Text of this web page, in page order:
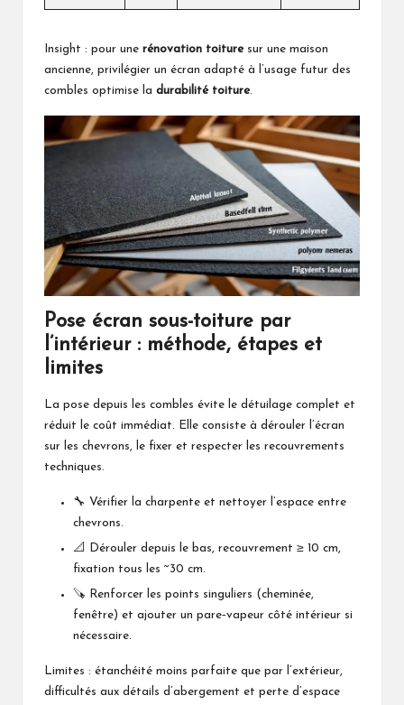
Insight : pour une rénovation toituresur une maison
ancienne, privilégier un écran adapté à l’usage futur des
combles optimise la durabilité toiture.
Pose écran sous-toiture par
l’intérieur : méthode, étapes et
limites
La pose depuis les combles évite le détuilage complet et
réduit le coût immédiat. Elle consiste à dérouler l’écran
sur les chevrons, le fixer et respecter les recouvrements
techniques.
🔧 Vérifier la charpente et nettoyer l’espace entre
chevrons.
📐 Dérouler depuis le bas, recouvrement ≥ 10 cm,
fixation tous les ~30 cm.
🪚 Renforcer les points singuliers (cheminée,
fenêtre) et ajouter un pare‑vapeur côté intérieur si
nécessaire.
Limites : étanchéité moins parfaite que par l’extérieur,
difficultés aux détails d’abergement et perte d’espace